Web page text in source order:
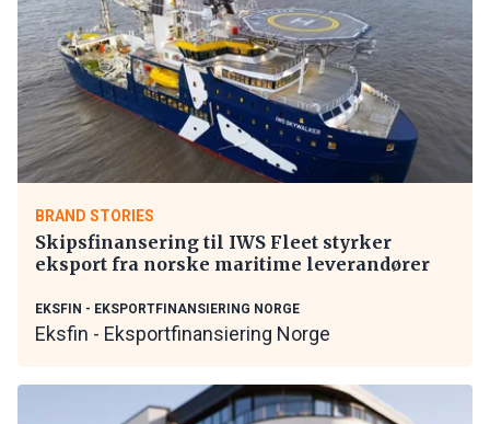
BRAND STORIES
Skipsfinansering til IWS Fleet styrker
eksport fra norske maritime leverandører
EKSFIN - EKSPORTFINANSIERING NORGE
Eksfin - Eksportfinansiering Norge